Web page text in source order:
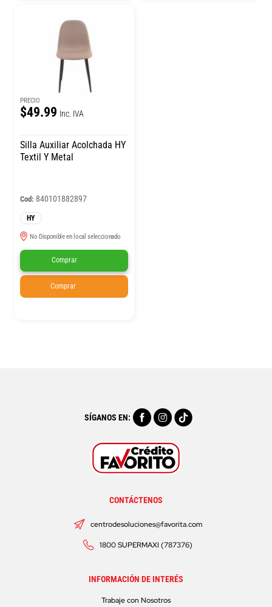
PRECIO
$49.99 Inc. IVA
Silla Auxiliar Acolchada HY
Textil Y Metal
Cod: 840101882897
HY
No Disponible en local seleccionado
Comprar
Comprar
SÍGANOS EN:
CONTÁCTENOS
centrodesoluciones@favorita.com
1800 SUPERMAXI (787376)
INFORMACIÓN DE INTERÉS
Trabaje con Nosotros